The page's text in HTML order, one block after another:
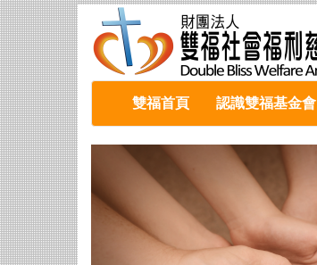
雙福首頁 認識雙福基金會